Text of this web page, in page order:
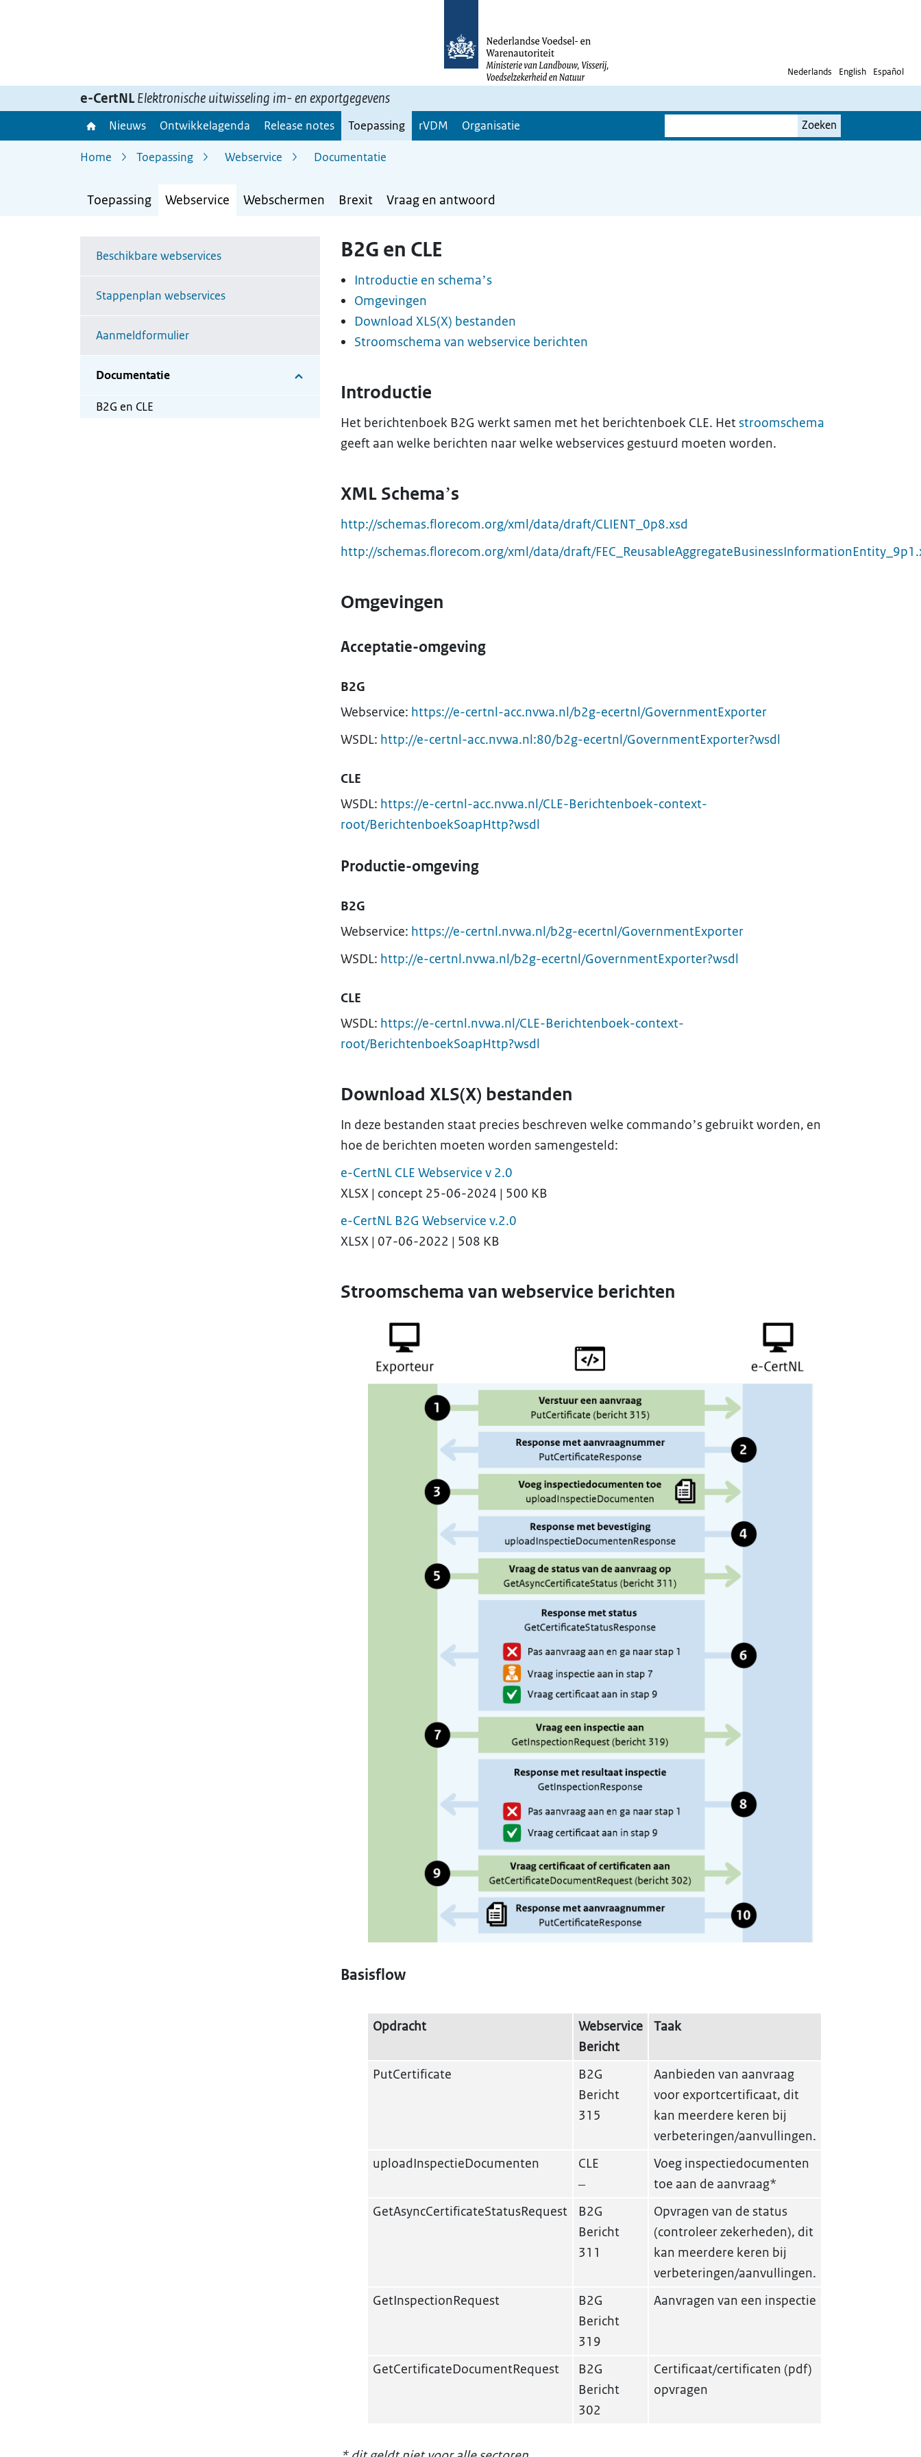
Nederlands English Español
e-CertNL Elektronische uitwisseling im- en exportgegevens
Nieuws Ontwikkelagenda Release notes Toepassing rVDM Organisatie
zoekterm
Zoeken
Home Toepassing Webservice Documentatie
Toepassing Webservice Webschermen Brexit Vraag en antwoord
Beschikbare webservices
Stappenplan webservices
Aanmeldformulier
Documentatie
B2G en CLE
B2G en CLE
Introductie en schema’s
Omgevingen
Download XLS(X) bestanden
Stroomschema van webservice berichten
Introductie
Het berichtenboek B2G werkt samen met het berichtenboek CLE. Hetstroomschema
geeft aan welke berichten naar welke webservices gestuurd moeten worden.
XML Schema’s
http://schemas.florecom.org/xml/data/draft/CLIENT_0p8.xsd
http://schemas.florecom.org/xml/data/draft/
Omgevingen
Acceptatie-omgeving
B2G
Webservice: https://e-certnl-acc.nvwa.nl/b2g-ecertnl/GovernmentExporter
WSDL: http://e-certnl-acc.nvwa.nl:80/b2g-ecertnl/GovernmentExporter?wsdl
CLE
WSDL: https://e-certnl-acc.nvwa.nl/CLE-Berichtenboek-context-
root/BerichtenboekSoapHttp?wsdl
Productie-omgeving
B2G
Webservice: https://e-certnl.nvwa.nl/b2g-ecertnl/GovernmentExporter
WSDL: http://e-certnl.nvwa.nl/b2g-ecertnl/GovernmentExporter?wsdl
CLE
WSDL: https://e-certnl.nvwa.nl/CLE-Berichtenboek-context-
root/BerichtenboekSoapHttp?wsdl
Download XLS(X) bestanden
In deze bestanden staat precies beschreven welke commando’s gebruikt worden, en
hoe de berichten moeten worden samengesteld:
e-CertNL CLE Webservice v 2.0
XLSX | concept 25-06-2024 | 500 KB
e-CertNL B2G Webservice v.2.0
XLSX | 07-06-2022 | 508 KB
Stroomschema van webservice berichten
Basisflow
Opdracht
Webservice
Bericht
Taak
PutCertificate
B2G
Bericht
315
Aanbieden van aanvraag
voor exportcertificaat, dit
kan meerdere keren bij
verbeteringen/aanvullingen.
uploadInspectieDocumenten
CLE
–
Voeg inspectiedocumenten
toe aan de aanvraag*
GetAsyncCertificateStatusRequest
B2G
Bericht
311
Opvragen van de status
(controleer zekerheden), dit
kan meerdere keren bij
verbeteringen/aanvullingen.
GetInspectionRequest
B2G
Bericht
319
Aanvragen van een inspectie
GetCertificateDocumentRequest
B2G
Bericht
302
Certificaat/certificaten (pdf)
opvragen